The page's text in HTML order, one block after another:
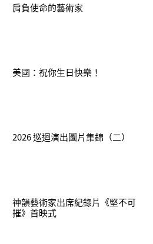
肩負使命的藝術家
美國：祝你生日快樂！
2026 巡迴演出圖片集錦（二）
神韻藝術家出席紀錄片《堅不可
摧》首映式